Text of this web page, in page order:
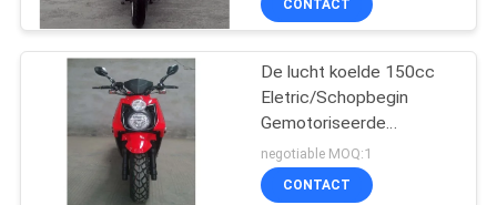
250cc bijlmotorfiets
CONTACT
De lucht koelde 150cc
Eletric/Schopbegin
Gemotoriseerde
Autoped voor
Volwassenen
negotiable MOQ:1
CONTACT